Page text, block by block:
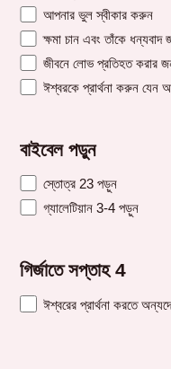
আপনার ভুল স্বীকার করুন
ক্ষমা চান এবং তাঁকে ধন্যবাদ
জীবনে লোভ প্রতিহত করার
ঈশ্বরকে প্রার্থনা করুন যেন
বাইবেল পড়ুন
স্তোত্র 23 পড়ুন
গ্যালেটিয়ান 3-4 পড়ুন
গির্জাতে সপ্তাহ 4
ঈশ্বরের প্রার্থনা করতে